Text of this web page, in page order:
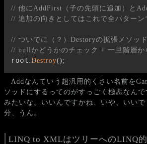
// 他にAddFirst（子の先頭に追加）と
// 追加の向きとしてはこれで全パターン
// ついでに（？）Destoryの拡張メソッ
// nullかどうかのチェック + 一旦階層か
root .Destroy() ;
Addなんていう超汎用的くさい名前を
ソッドにするってのがすっごく極悪なんで
みたいな。いいんですかね、いや、いい
分、うん。
LINQ to XMLはツリーへのLINQ